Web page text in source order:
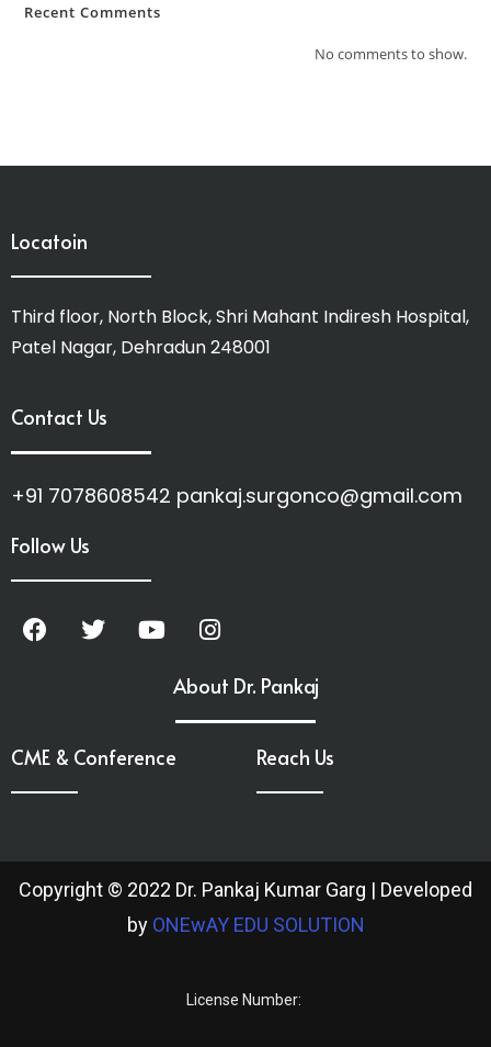
Recent Comments
No comments to show.
Locatoin
Third floor, North Block, Shri Mahant Indiresh Hospital,
Patel Nagar, Dehradun 248001
Contact Us
+91 7078608542 pankaj.surgonco@gmail.com
Follow Us
About Dr. Pankaj
CME & Conference Reach Us
Copyright © 2022 Dr. Pankaj Kumar Garg | Developed
by ONEwAY EDU SOLUTION
License Number: